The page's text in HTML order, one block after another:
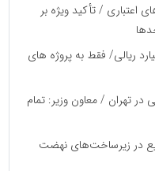
اعتباری / تأکید ویژه بر
بانک مرکزی برای وام ۸.۵ میلیارد ریالی/ فقط به پروژه های
مسکن ملی در تهران / معاون وزیر: تمام
در زیرساخت‌های نهضت